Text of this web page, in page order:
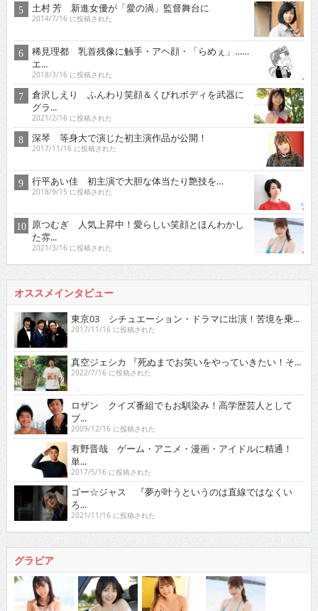
土村 芳 新進女優が「愛の渦」監督舞台に
2014/7/16 に投稿された
稀見理都 乳首残像に触手・アヘ顔・「らめぇ」……
エ...
2018/3/16 に投稿された
倉沢しえり ふんわり笑顔＆くびれボディを武器に
グラ...
2021/2/16 に投稿された
深琴 等身大で演じた初主演作品が公開！
2017/11/16 に投稿された
行平あい佳 初主演で大胆な体当たり艶技を…
2018/9/15 に投稿された
原つむぎ 人気上昇中！愛らしい笑顔とほんわかし
た雰...
2021/3/16 に投稿された
オススメインタビュー
東京03 シチュエーション・ドラマに出演！苦境を乗...
2017/11/16 に投稿された
真空ジェシカ 『死ぬまでお笑いをやっていきたい！そ...
2022/7/16 に投稿された
ロザン クイズ番組でもお馴染み！高学歴芸人として
ブ...
2009/12/16 に投稿された
有野晋哉 ゲーム・アニメ・漫画・アイドルに精通！
単...
2017/5/16 に投稿された
ゴー☆ジャス 『夢が叶うというのは直線ではなくい
ろ...
2021/11/16 に投稿された
グラビア